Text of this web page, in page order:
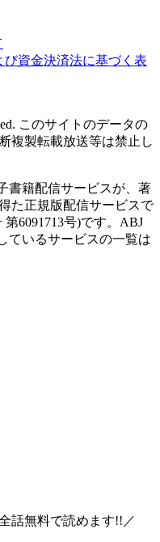
資金決済法に基づく表
このサイトのデータの
複製転載放送等は禁止し
書籍配信サービスが、著
た正規版配信サービスで
6091713号)です。ABJ
ているサービスの一覧は
話無料で読めます!!／